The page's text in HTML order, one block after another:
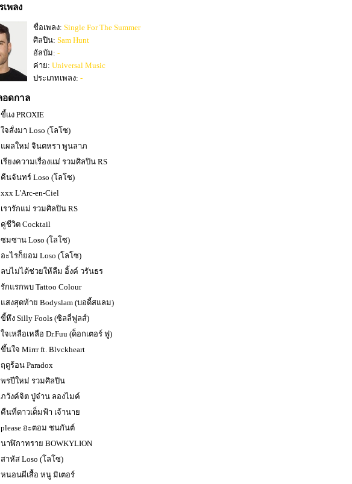
เพลง
ชื่อเพลง: Single For The Summer
ศิลปิน: Sam Hunt
อัลบัม: -
ค่าย: Universal Music
ประเภทเพลง: -
อดกาล
แง PROXIE
จสั่งมา Loso (โลโซ)
แผลใหม่ จินตหรา พูนลาภ
รียงความเรื่องแม่ รวมศิลปิน RS
คืนจันทร์ Loso (โลโซ)
L'Arc-en-Ciel
รารักแม่ รวมศิลปิน RS
คู่ชีวิต Cocktail
ซมซาน Loso (โลโซ)
อะไรก็ยอม Loso (โลโซ)
ลบไม่ได้ช่วยให้ลืม อิ้งค์ วรันธร
กแรกพบ Tattoo Colour
แสงสุดท้าย Bodyslam (บอดี้สแลม)
ขี้หึง Silly Fools (ซิลลี่ฟูลส์)
จเหลือเหลือ Dr.Fuu (ด็อกเตอร์ ฟู)
นใจ Mirrr ft. Blvckheart
ดูร้อน Paradox
พรปีใหม่ รวมศิลปิน
ภวังค์จิต ปู่จ๋าน ลองไมค์
คืนที่ดาวเต็มฟ้า เจ้านาย
please อะตอม ชนกันต์
นาฬิกาทราย BOWKYLION
าหัส Loso (โลโซ)
หนอนผีเสื้อ หนู มิเตอร์